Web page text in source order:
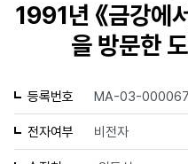
1991년 《금강에
을 방문한
등록번호 MA-03-
전자여부 비전자